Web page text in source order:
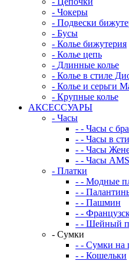
- Чокеры
- Подвески
- Бусы
- Колье бижутерия
- Колье цепь
- Длинные колье
- Колье в стиле
- Колье и серьги
- Крупные колье
АКСЕССУАРЫ
- Часы
- - Часы с
- - Часы в
- - Часы
- - Часы
- Платки
- - Модные
- -
- - Пашмин
- -
- - Шейный
- Сумки
- - Сумки на
- - Кошельки